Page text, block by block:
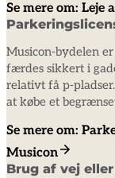
Se mere om: Leje
Musicon-bydelen
færdes sikkert i
relativt få p-
at købe et
Se mere om:
Musicon
Brug af vej